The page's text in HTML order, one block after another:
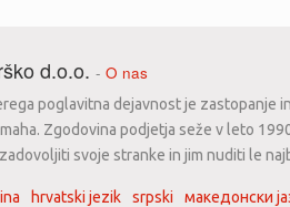
d.o.o. - O nas
poglavitna dejavnost je zastopanje
Zgodovina podjetja seže v leto
svoje stranke in jim nuditi le
hrvatski jezik srpski
македонски